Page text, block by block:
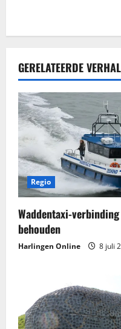
GERELATEERDE
Regio
Waddentaxi-
behouden
Harlingen Online 8 juli